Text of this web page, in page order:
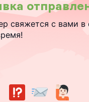
свяжется с вами в